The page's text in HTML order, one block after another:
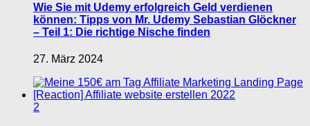
Wie Sie mit Udemy erfolgreich Geld verdienen
können: Tipps von Mr. Udemy Sebastian Glöckner
– Teil 1: Die richtige Nische finden
27. März 2024
2